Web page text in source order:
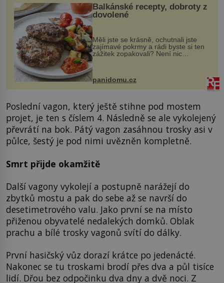
Balkánské recepty, dobroty z
dovolené
Měli jste se krásně, ochutnali jste
zajímavé pokrmy a rádi byste si ten
zážitek zopakovali? Není nic
snazšího. Pljeskavica (10 porcí)
Možná jste ji ochutnali na dovolené v
panidomu.cz
Poslední vagon, který ještě stihne pod mostem
projet, je ten s číslem 4. Následně se ale vykolejený
převrátí na bok. Pátý vagon zasáhnou trosky asi v
půlce, šestý je pod nimi uvězněn kompletně.
Smrt přijde okamžitě
Další vagony vykolejí a postupně narážejí do
zbytků mostu a pak do sebe až se navrší do
desetimetrového valu. Jako první se na místo
přiženou obyvatelé nedalekých domků. Oblak
prachu a bílé trosky vagonů svítí do dálky.
První hasičský vůz dorazí krátce po jedenácté.
Nakonec se tu troskami brodí přes dva a půl tisíce
lidí. Dřou bez odpočinku dva dny a dvě noci. Z